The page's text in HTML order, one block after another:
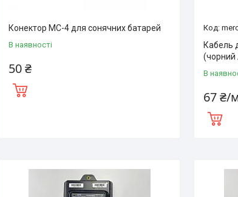
Конектор MC-4 для сонячних батарей
В наявності
50 ₴
Кабель
(чорний
В
67 ₴/